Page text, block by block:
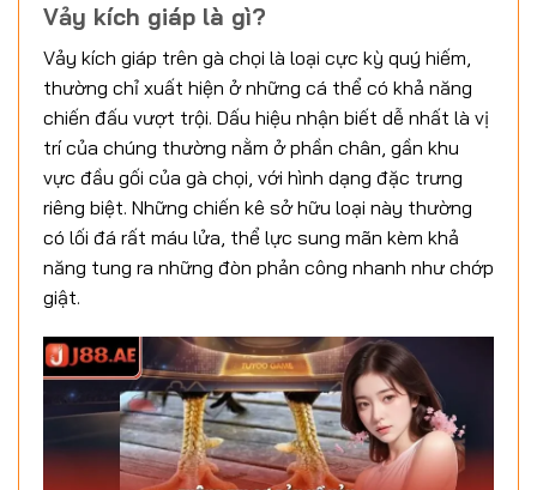
Vảy kích giáp là gì?
Vảy kích giáp trên gà chọi là loại cực kỳ quý hiếm,
thường chỉ xuất hiện ở những cá thể có khả năng
chiến đấu vượt trội. Dấu hiệu nhận biết dễ nhất là vị
trí của chúng thường nằm ở phần chân, gần khu
vực đầu gối của gà chọi, với hình dạng đặc trưng
riêng biệt. Những chiến kê sở hữu loại này thường
có lối đá rất máu lửa, thể lực sung mãn kèm khả
năng tung ra những đòn phản công nhanh như chớp
giật.